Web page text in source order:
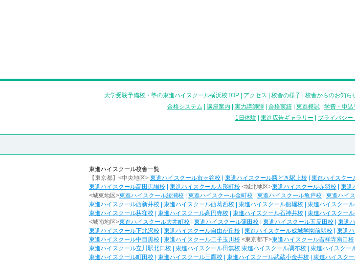
大学受験予備校・塾の東進ハイスクール横浜校TOP アクセス 校舎の様子 校舎からのお知ら
合格システム
講座案内 実力講師陣| 合格実績| 東進模試| 学費・申込
1日体験
東進広告ギャラリー プライバシー
東進ハイスクール校舎一覧
【東京都】<中央地区> 東進ハイスクール市ヶ谷校 東進ハイスクール勝どき駅上校 東進ハイスクー
東進ハイスクール高田馬場校
東進ハイスクール人形町校 <城北地区>東進ハイスクール赤羽校 東進
<城東地区>東進ハイスクール綾瀬校 東進ハイスクール金町校 東進ハイスクール亀戸校 東進ハイ
東進ハイスクール西新井校
東進ハイスクール西葛西校 東進ハイスクール船堀校 東進ハイスクー
東進ハイスクール荻窪校
東進ハイスクール高円寺校 東進ハイスクール石神井校 東進ハイスクー
<城南地区>東進ハイスクール大井町校 東進ハイスクール蒲田校 東進ハイスクール五反田校 東進
東進ハイスクール下北沢校
東進ハイスクール自由が丘校 東進ハイスクール成城学園前駅校 東進
東進ハイスクール中目黒校
東進ハイスクール二子玉川校 <東京都下>東進ハイスクール吉祥寺南口校
東進ハイスクール立川駅北口校
東進ハイスクール田無校 東進ハイスクール調布校 東進ハイスクー
東進ハイスクール町田校
東進ハイスクール三鷹校 東進ハイスクール武蔵小金井校 東進ハイスク